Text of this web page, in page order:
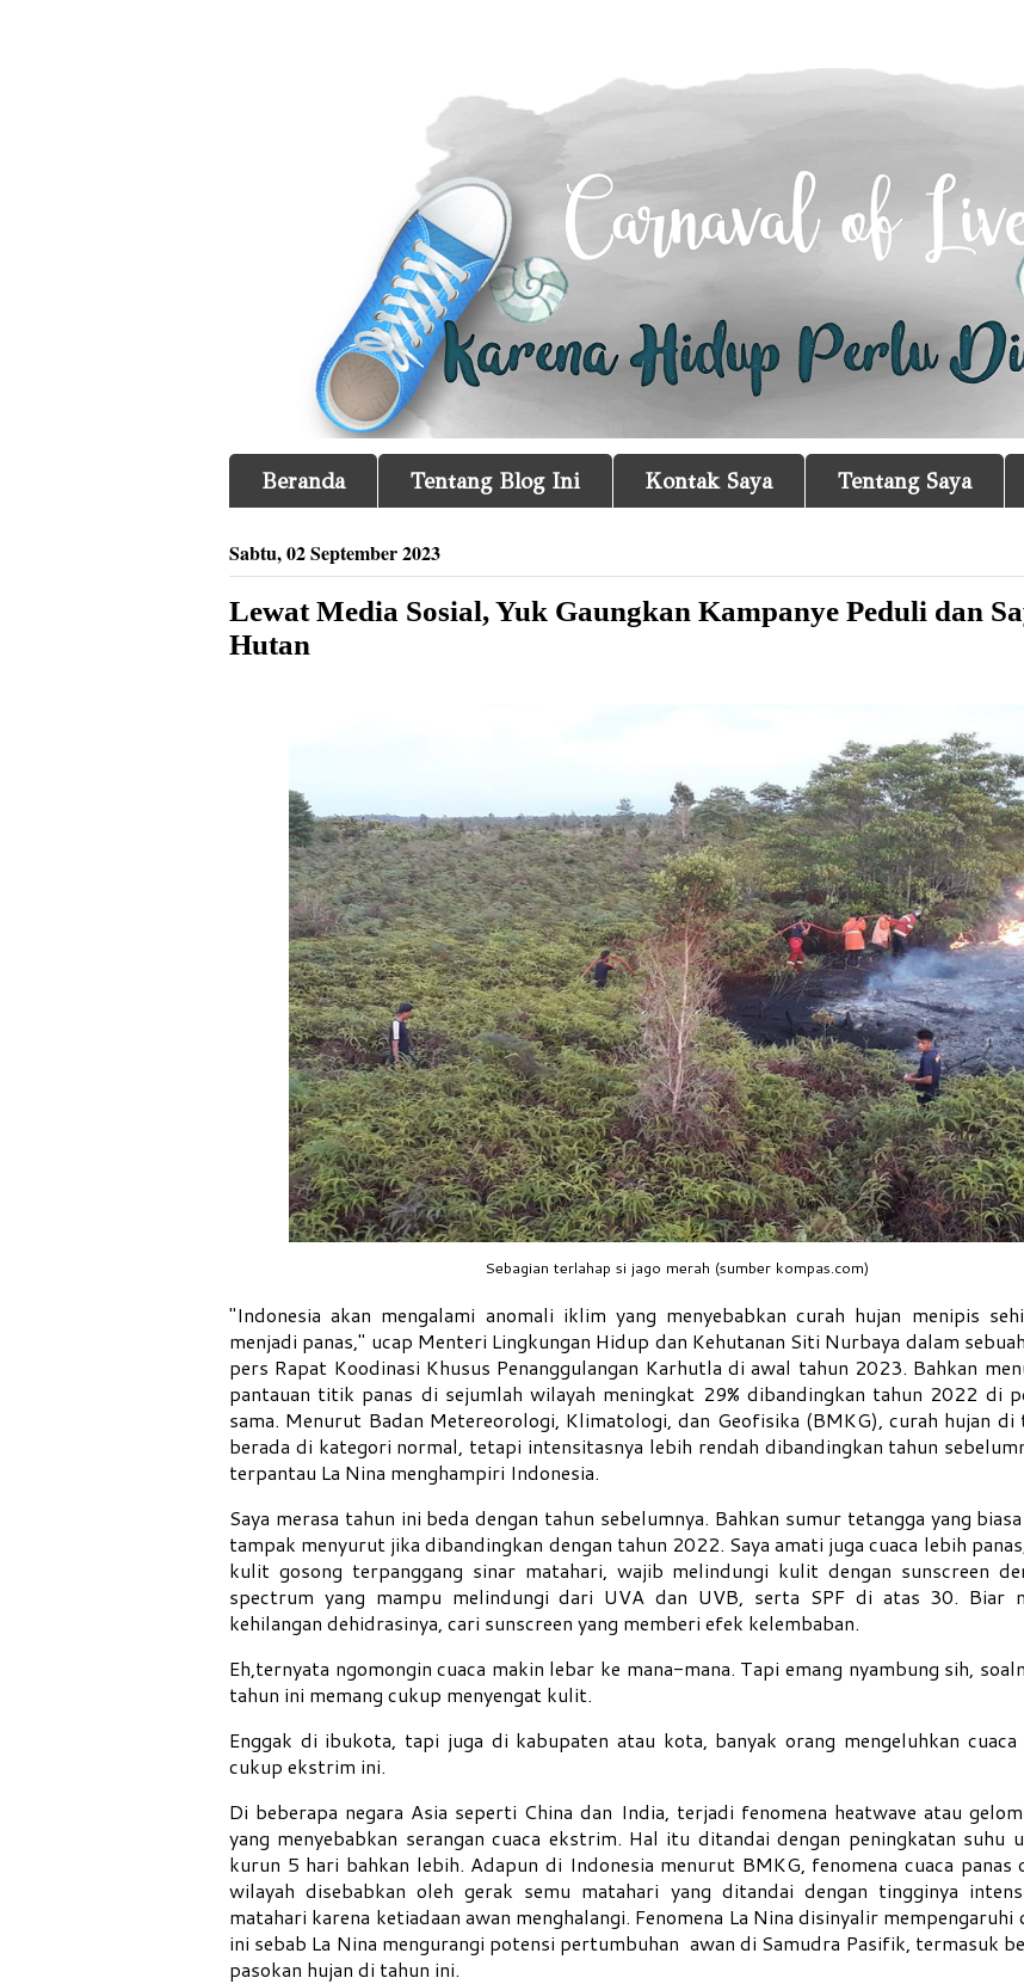
Beranda Tentang Blog Ini Kontak Saya Tentang Saya
Sabtu, 02 September 2023
Lewat Media Sosial, Yuk Gaungkan Kampanye Peduli dan
Hutan
Sebagian terlahap si jago merah (sumber kompas.com)
"Indonesia akan mengalami anomali iklim yang menyebabkan curah hujan menipis
menjadi panas," ucap Menteri Lingkungan Hidup dan Kehutanan Siti Nurbaya dalam
pers Rapat Koodinasi Khusus Penanggulangan Karhutla di awal tahun 2023. Bahkan
pantauan titik panas di sejumlah wilayah meningkat 29% dibandingkan tahun 2022 di
sama. Menurut Badan Metereorologi, Klimatologi, dan Geofisika (BMKG), curah hujan di
berada di kategori normal, tetapi intensitasnya lebih rendah dibandingkan tahun
terpantau La Nina menghampiri Indonesia.
Saya merasa tahun ini beda dengan tahun sebelumnya. Bahkan sumur tetangga yang
tampak menyurut jika dibandingkan dengan tahun 2022. Saya amati juga cuaca lebih
kulit gosong terpanggang sinar matahari, wajib melindungi kulit dengan sunscreen
spectrum yang mampu melindungi dari UVA dan UVB, serta SPF di atas 30. Biar
kehilangan dehidrasinya, cari sunscreen yang memberi efek kelembaban.
Eh,ternyata ngomongin cuaca makin lebar ke mana-mana. Tapi emang nyambung sih,
tahun ini memang cukup menyengat kulit.
Enggak di ibukota, tapi juga di kabupaten atau kota, banyak orang mengeluhkan cuaca
cukup ekstrim ini.
Di beberapa negara Asia seperti China dan India, terjadi fenomena heatwave atau
yang menyebabkan serangan cuaca ekstrim. Hal itu ditandai dengan peningkatan suhu
kurun 5 hari bahkan lebih. Adapun di Indonesia menurut BMKG, fenomena cuaca panas
wilayah disebabkan oleh gerak semu matahari yang ditandai dengan tingginya
matahari karena ketiadaan awan menghalangi. Fenomena La Nina disinyalir mempengaruhi
ini sebab La Nina mengurangi potensi pertumbuhan awan di Samudra Pasifik, termasuk
pasokan hujan di tahun ini.